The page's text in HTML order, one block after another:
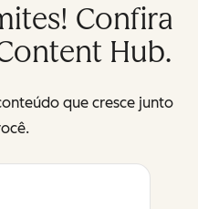
Confira
Hub.
que cresce junto